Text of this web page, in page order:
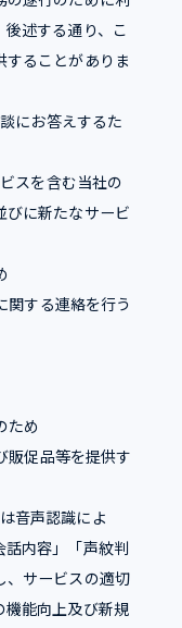
述する通り、こ
ることがありま
にお答えするた
スを含む当社の
びに新たなサービ
関する連絡を行う
ため
販促品等を提供す
音声認識によ
話内容」「声紋判
、サービスの適切
機能向上及び新規